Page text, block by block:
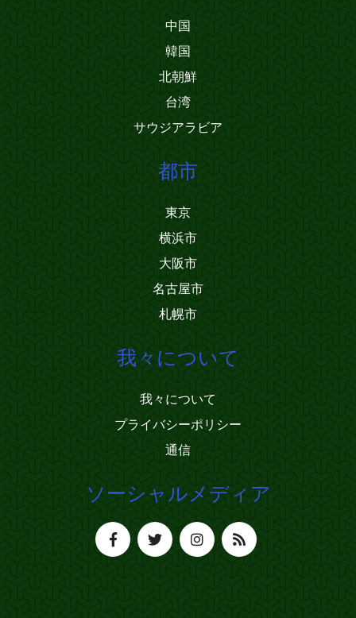
中国
韓国
北朝鮮
台湾
サウジアラビア
都市
東京
横浜市
大阪市
名古屋市
札幌市
我々について
我々について
プライバシーポリシー
通信
ソーシャルメディア